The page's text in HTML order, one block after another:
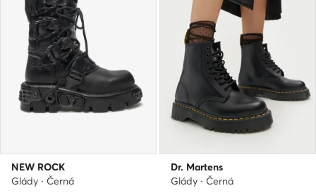
NEW ROCK
Glády · Černá
Dr. Martens
Glády · Černá